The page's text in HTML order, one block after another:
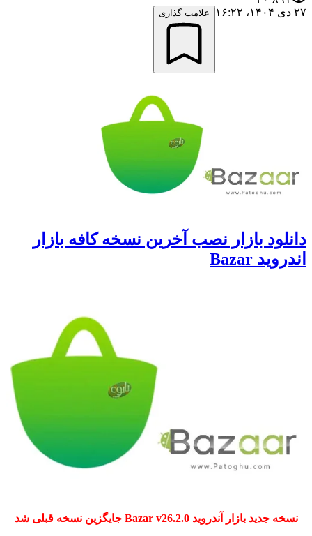
۲۷ دی ۱۴۰۴،‏ ۱۶:۲۲
علامت گذاری
دانلود بازار نصب آخرین نسخه کافه بازار
اندروید Bazar
نسخه جدید بازار آندروید Bazar v26.2.0 جایگزین نسخه قبلی شد